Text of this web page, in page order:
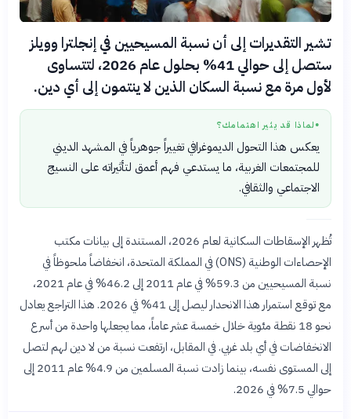
تشير التقديرات إلى أن نسبة المسيحيين في إنجلترا وويلز
ستصل إلى حوالي 41% بحلول عام 2026، لتتساوى
لأول مرة مع نسبة السكان الذين لا ينتمون إلى أي دين.
● لماذا قد يثير اهتمامك؟
يعكس هذا التحول الديموغرافي تغييراً جوهرياً في المشهد الديني
للمجتمعات الغربية، ما يستدعي فهم أعمق لتأثيراته على النسيج
الاجتماعي والثقافي.
تُظهر الإسقاطات السكانية لعام 2026، المستندة إلى بيانات مكتب
الإحصاءات الوطنية (ONS) في المملكة المتحدة، انخفاضاً ملحوظاً في
نسبة المسيحيين من 59.3% في عام 2011 إلى 46.2% في عام 2021،
مع توقع استمرار هذا الانحدار ليصل إلى 41% في 2026. هذا التراجع يعادل
نحو 18 نقطة مئوية خلال خمسة عشر عاماً، مما يجعلها واحدة من أسرع
الانخفاضات في أي بلد غربي. في المقابل، ارتفعت نسبة من لا دين لهم لتصل
إلى المستوى نفسه، بينما زادت نسبة المسلمين من 4.9% عام 2011 إلى
حوالي 7.5% في 2026.